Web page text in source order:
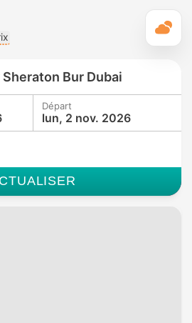
Bur Dubai
Départ
lun, 2 nov. 2026